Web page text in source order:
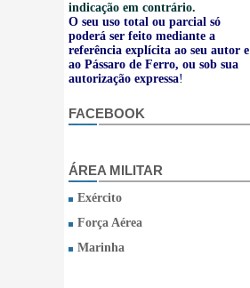
indicação em contrário.
O seu uso total ou parcial só
poderá ser feito mediante a
referência explícita ao seu autor e
ao Pássaro de Ferro, ou sob sua
autorização expressa!
FACEBOOK
ÁREA MILITAR
Exército
Força Aérea
Marinha